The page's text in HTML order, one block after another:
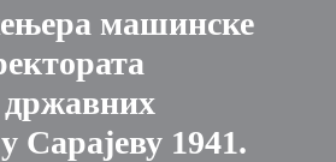
машинске
Сарајеву 1941.